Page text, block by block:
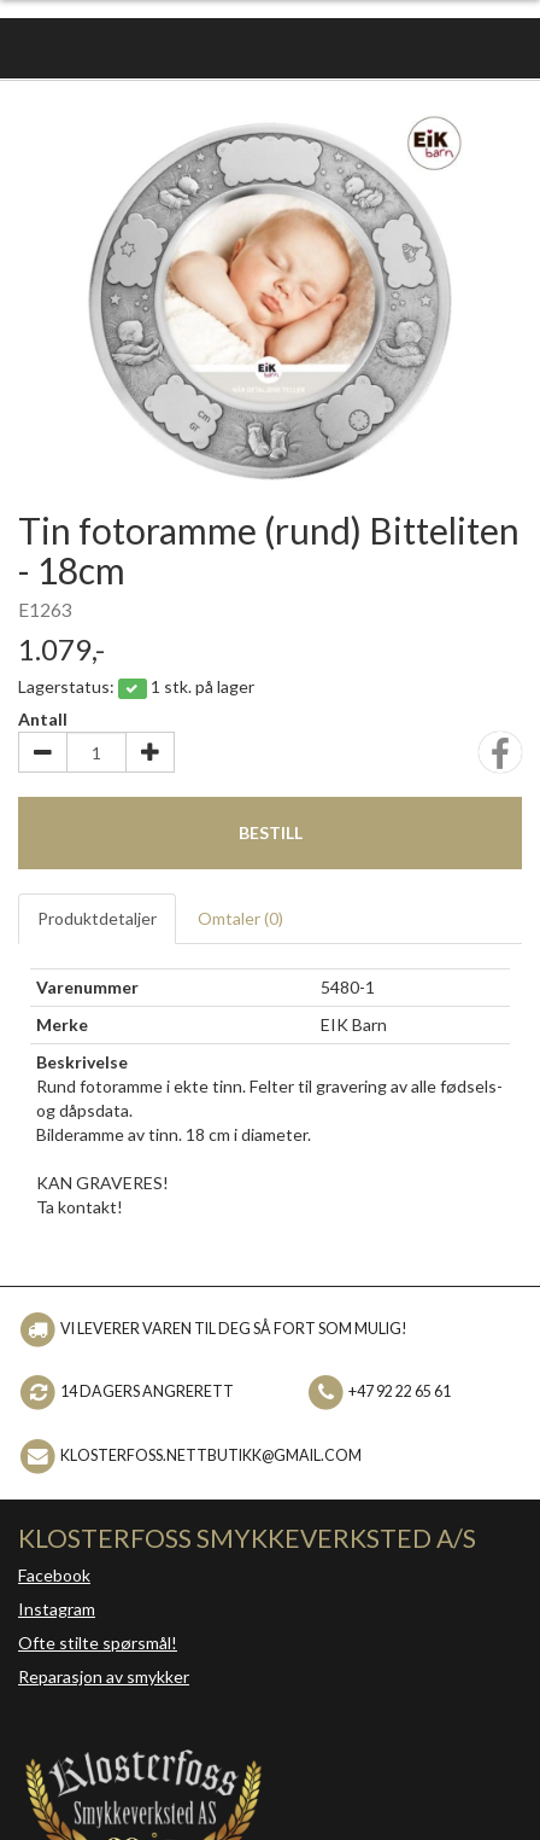
Tin fotoramme (rund) Bitteliten
- 18cm
E1263
1.079,-
Lagerstatus:
1 stk. på lager
Antall
BESTILL
Produktdetaljer Omtaler (0)
Varenummer
5480-1
Merke
EIK Barn
Beskrivelse
Rund fotoramme i ekte tinn. Felter til gravering av alle fødsels-
og dåpsdata.
Bilderamme av tinn. 18 cm i diameter.
KAN GRAVERES!
Ta kontakt!
VI LEVERER VAREN TIL DEG SÅ FORT SOM MULIG!
14 DAGERS ANGRERETT +47 92 22 65 61
KLOSTERFOSS.NETTBUTIKK@GMAIL.COM
KLOSTERFOSS SMYKKEVERKSTED A/S
Facebook
Instagram
Ofte stilte spørsmål!
Reparasjon av smykker